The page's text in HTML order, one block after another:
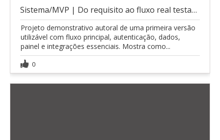
Sistema/MVP | Do requisito ao fluxo real testado
Projeto demonstrativo autoral de uma primeira versão
utilizável com fluxo principal, autenticação, dados,
painel e integrações essenciais. Mostra como...
0